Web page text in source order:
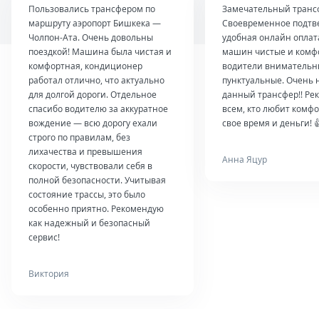
Пользовались трансфером по
маршруту аэропорт Бишкека —
Чолпон-Ата. Очень довольны
поездкой! Машина была чистая и
комфортная, кондиционер
работал отлично, что актуально
для долгой дороги. Отдельное
спасибо водителю за аккуратное
вождение — всю дорогу ехали
строго по правилам, без
лихачества и превышения
скорости, чувствовали себя в
полной безопасности. Учитывая
состояние трассы, это было
особенно приятно. Рекомендую
как надежный и безопасный
сервис!
Виктория
Замечательный
Своевременное
удобная онлайн
машин чистые и
водители
пунктуальные. Очень
данный трансфер!!
всем, кто любит
свое время и деньги!
Анна Яцур